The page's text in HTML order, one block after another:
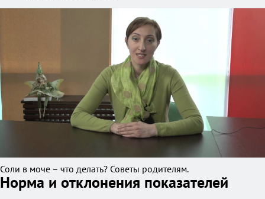
Соли в моче – что делать? Советы родителям.
Норма и отклонения показателей